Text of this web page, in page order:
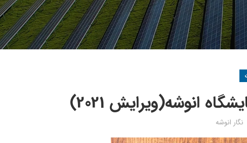
انوشه(ویرایش 2021)
نگار انوشه